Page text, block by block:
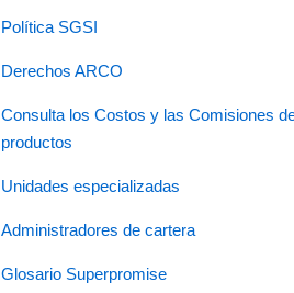
Política SGSI
Derechos ARCO
Consulta los Costos y las Comisiones
productos
Unidades especializadas
Administradores de cartera
Glosario Superpromise